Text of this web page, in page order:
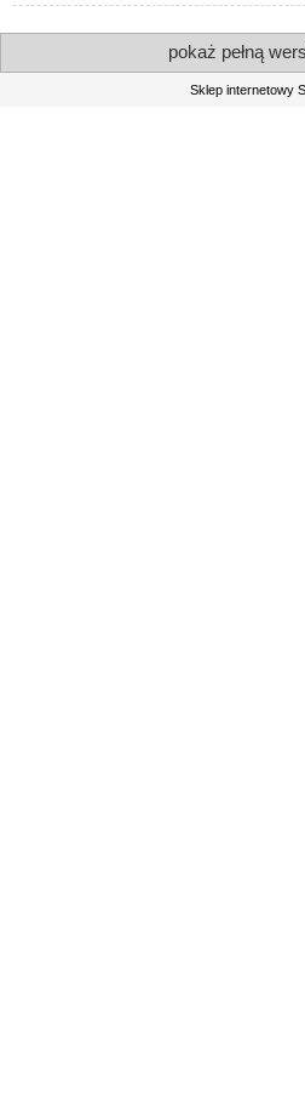
pokaż pełną
Sklep internetowy